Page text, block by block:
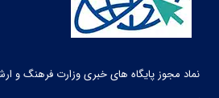
نماد مجوز پایگاه های خبری وزارت فرهنگ و